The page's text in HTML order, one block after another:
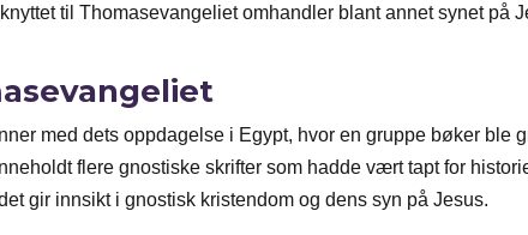
til Thomasevangeliet omhandler blant annet synet på
med dets oppdagelse i Egypt, hvor en gruppe bøker ble
flere gnostiske skrifter som hadde vært tapt for
gir innsikt i gnostisk kristendom og dens syn på Jesus.